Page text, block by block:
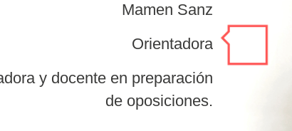
Mamen Sanz
Orientadora
y docente en preparación
de oposiciones.